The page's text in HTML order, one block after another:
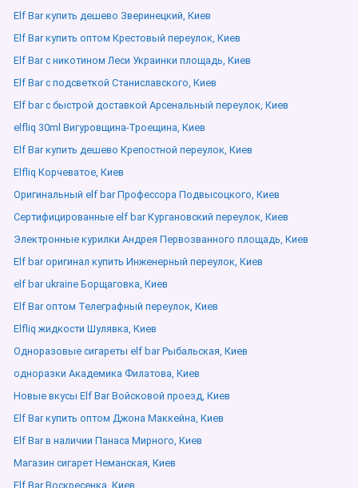
Elf Bar купить дешево Зверинецкий, Киев
Elf Bar купить оптом Крестовый переулок, Киев
Elf Bar с никотином Леси Украинки площадь, Киев
Elf Bar с подсветкой Станиславского, Киев
Elf bar с быстрой доставкой Арсенальный переулок, Киев
elfliq 30ml Вигуровщина-Троещина, Киев
Elf Bar купить дешево Крепостной переулок, Киев
Elfliq Корчеватое, Киев
Оригинальный elf bar Профессора Подвысоцкого, Киев
Сертифицированные elf bar Кургановский переулок, Киев
Электронные курилки Андрея Первозванного площадь, Киев
Elf bar оригинал купить Инженерный переулок, Киев
elf bar ukraine Борщаговка, Киев
Elf Bar оптом Телеграфный переулок, Киев
Elfliq жидкости Шулявка, Киев
Одноразовые сигареты elf bar Рыбальская, Киев
одноразки Академика Филатова, Киев
Новые вкусы Elf Bar Войсковой проезд, Киев
Elf Bar купить оптом Джона Маккейна, Киев
Elf Bar в наличии Панаса Мирного, Киев
Магазин сигарет Неманская, Киев
Elf Bar Воскресенка, Киев